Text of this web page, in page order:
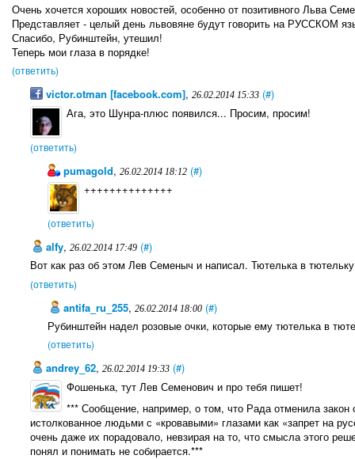
Очень хочется хороших новостей, особенно от позитивного Льва
Представляет - целый день львовяне будут говорить на РУССКОМ
Спасибо, Рубинштейн, утешил!
Теперь мои глаза в порядке!
(ответить)
victor.otman [facebook.com], 26.02.2014 15:33 (#)
Ага, это Шунра-плюс появился... Просим, просим!
(ответить)
pumagold,26.02.2014 18:12 (#)
++++++++++++++
(ответить)
alfy, 26.02.2014 17:49 (#)
Вот как раз об этом Лев Семеныч и написал. Тютелька в
(ответить)
antifa_ru_255,26.02.2014 18:00 (#)
Рубинштейн надел розовые очки, которые ему тютелька в
(ответить)
andrey_62, 26.02.2014 19:33 (#)
Фошенька, тут Лев Семенович и про тебя пишет!
*** Сообщение, например, о том, что Рада отменила закон
истолкованное людьми с «кровавыми» глазами как «запрет на
очень даже их порадовало, невзирая на то, что смысла этого
понял и понимать не собирается.***